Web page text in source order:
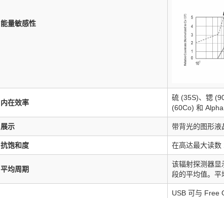
能量敏感性
内在效率
硫 (35S)、锶
(60Co) 和 Alpha
展示 带背光的图形液
抗饱和度 在高达最大读数
平均周期
该辐射探测器显
段的平均值。平
USB 可与 Free